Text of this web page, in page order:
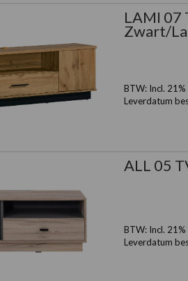
LAMI 07
Zwart/
BTW: Incl. 21%
Leverdatum
ALL 05
BTW: Incl. 21%
Leverdatum